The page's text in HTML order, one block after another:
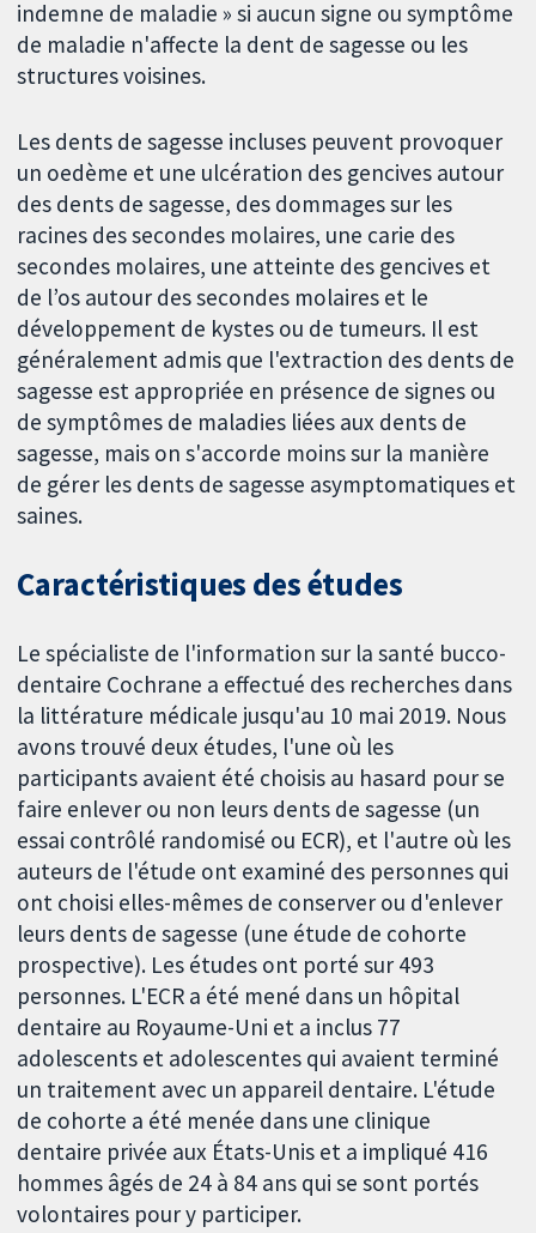
indemne de maladie » si aucun signe ou symptôme
de maladie n'affecte la dent de sagesse ou les
structures voisines.
Les dents de sagesse incluses peuvent provoquer
un oedème et une ulcération des gencives autour
des dents de sagesse, des dommages sur les
racines des secondes molaires, une carie des
secondes molaires, une atteinte des gencives et
de l’os autour des secondes molaires et le
développement de kystes ou de tumeurs. Il est
généralement admis que l'extraction des dents de
sagesse est appropriée en présence de signes ou
de symptômes de maladies liées aux dents de
sagesse, mais on s'accorde moins sur la manière
de gérer les dents de sagesse asymptomatiques et
saines.
Caractéristiques des études
Le spécialiste de l'information sur la santé bucco-
dentaire Cochrane a effectué des recherches dans
la littérature médicale jusqu'au 10 mai 2019. Nous
avons trouvé deux études, l'une où les
participants avaient été choisis au hasard pour se
faire enlever ou non leurs dents de sagesse (un
essai contrôlé randomisé ou ECR), et l'autre où les
auteurs de l'étude ont examiné des personnes qui
ont choisi elles-mêmes de conserver ou d'enlever
leurs dents de sagesse (une étude de cohorte
prospective). Les études ont porté sur 493
personnes. L'ECR a été mené dans un hôpital
dentaire au Royaume-Uni et a inclus 77
adolescents et adolescentes qui avaient terminé
un traitement avec un appareil dentaire. L'étude
de cohorte a été menée dans une clinique
dentaire privée aux États-Unis et a impliqué 416
hommes âgés de 24 à 84 ans qui se sont portés
volontaires pour y participer.